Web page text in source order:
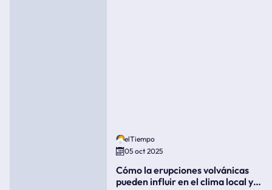
elTiempo
05 oct 2025
Cómo la erupciones volvánicas
pueden influir en el clima local y